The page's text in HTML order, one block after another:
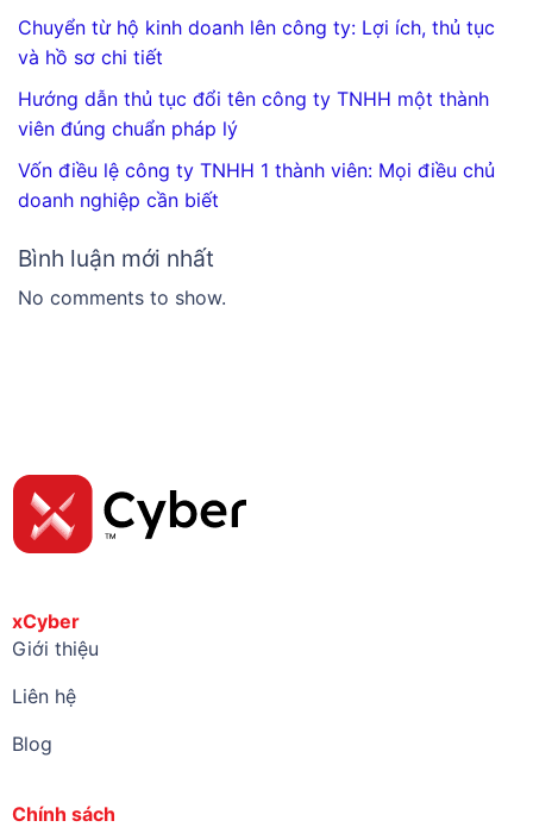
Chuyển từ hộ kinh doanh lên công ty: Lợi ích, thủ tục
và hồ sơ chi tiết
Hướng dẫn thủ tục đổi tên công ty TNHH một thành
viên đúng chuẩn pháp lý
Vốn điều lệ công ty TNHH 1 thành viên: Mọi điều chủ
doanh nghiệp cần biết
Bình luận mới nhất
No comments to show.
xCyber
Giới thiệu
Liên hệ
Blog
Chính sách